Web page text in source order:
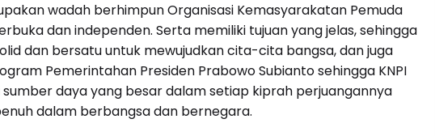
wadah berhimpun Organisasi Kemasyarakatan Pemuda
dan independen. Serta memiliki tujuan yang jelas, sehingga
dan bersatu untuk mewujudkan cita-cita bangsa, dan juga
Pemerintahan Presiden Prabowo Subianto sehingga KNPI
daya yang besar dalam setiap kiprah perjuangannya
dalam berbangsa dan bernegara.